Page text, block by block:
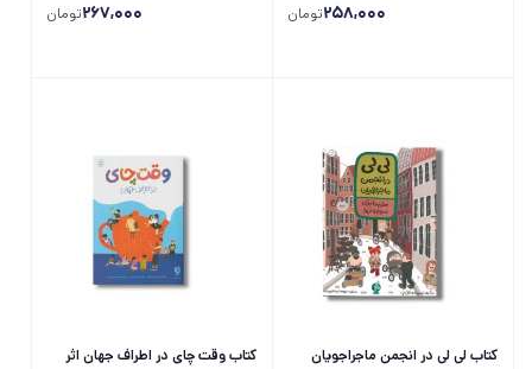
258,000تومان 267,000تومان
کتاب لی لی در انجمن ماجراجویان
کتاب وقت چای در اطراف جهان اثر